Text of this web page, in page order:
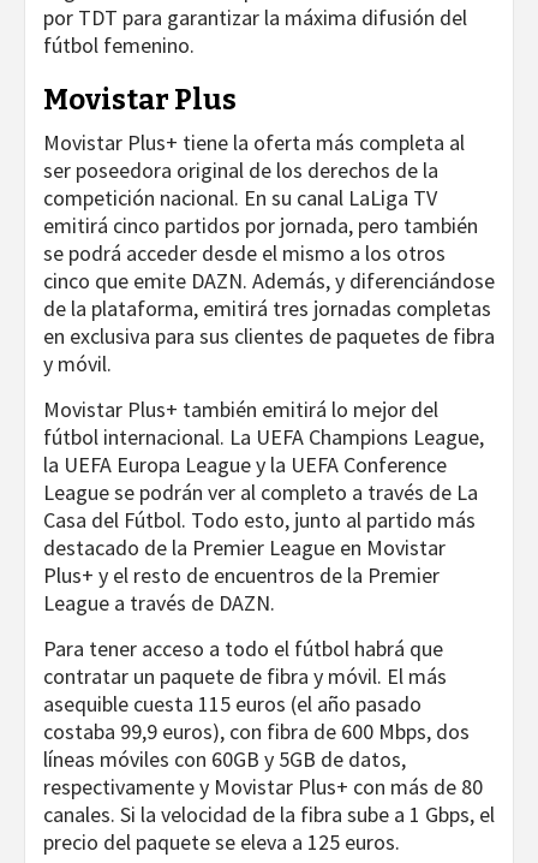
por TDT para garantizar la máxima difusión del
fútbol femenino.
Movistar Plus
Movistar Plus+ tiene la oferta más completa al
ser poseedora original de los derechos de la
competición nacional. En su canal LaLiga TV
emitirá cinco partidos por jornada, pero también
se podrá acceder desde el mismo a los otros
cinco que emite DAZN. Además, y diferenciándose
de la plataforma, emitirá tres jornadas completas
en exclusiva para sus clientes de paquetes de fibra
y móvil.
Movistar Plus+ también emitirá lo mejor del
fútbol internacional. La UEFA Champions League,
la UEFA Europa League y la UEFA Conference
League se podrán ver al completo a través de La
Casa del Fútbol. Todo esto, junto al partido más
destacado de la Premier League en Movistar
Plus+ y el resto de encuentros de la Premier
League a través de DAZN.
Para tener acceso a todo el fútbol habrá que
contratar un paquete de fibra y móvil. El más
asequible cuesta 115 euros (el año pasado
costaba 99,9 euros), con fibra de 600 Mbps, dos
líneas móviles con 60GB y 5GB de datos,
respectivamente y Movistar Plus+ con más de 80
canales. Si la velocidad de la fibra sube a 1 Gbps, el
precio del paquete se eleva a 125 euros.